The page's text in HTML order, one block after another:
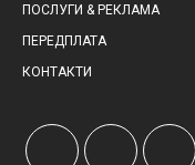
ПОСЛУГИ & РЕКЛАМА
ПЕРЕДПЛАТА
КОНТАКТИ